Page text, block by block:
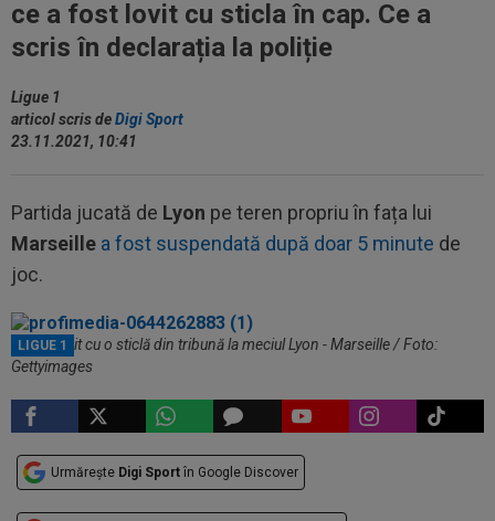
ce a fost lovit cu sticla în cap. Ce a
scris în declarația la poliție
Ligue 1
articol scris deDigi Sport
23.11.2021, 10:41
Partida jucată de Lyon pe teren propriu în fața lui
Marseille a fost suspendată după doar 5 minute de
joc.
LIGUE 1
Payet, lovit cu o sticlă din tribună la meciul Lyon - Marseille / Foto:
Gettyimages
Urmărește Digi Sport în Google Discover